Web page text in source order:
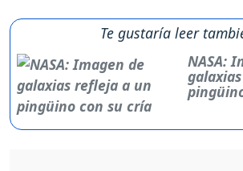
Te gustaría leer
NASA: